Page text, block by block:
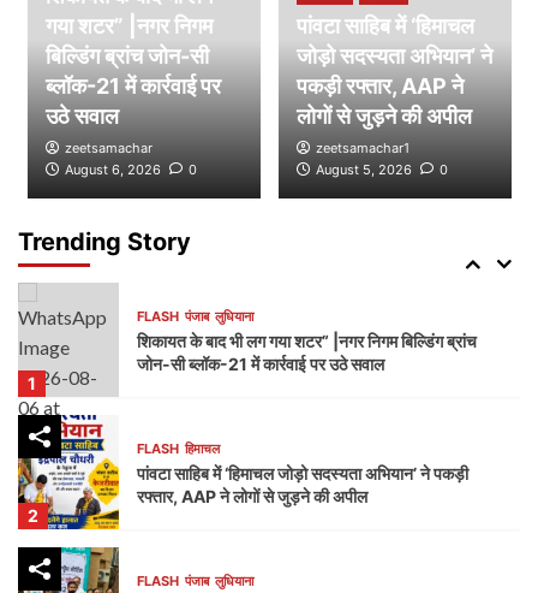
गया शटर” |नगर निगम
बिल्डिंग ब्रांच जोन-सी
ब्लॉक-21 में कार्रवाई पर
उठे सवाल
zeetsamachar
August 6, 2026
0
पांवटा साहिब में ‘हिमाचल
जोड़ो सदस्यता अभियान’ ने
पकड़ी रफ्तार, AAP ने
लोगों से जुड़ने की अपील
zeetsamachar1
August 5, 2026
0
Trending Story
FLASH पंजाब
नक्शा भी आया सामने” | ब्लॉक-37 में 2000 गज की कथित
प्लॉटिंग पर गहराए सवाल
5
2027 में सरकार बनाने का दावा
1
FLASH पंजाब लुधियाना
शिकायत के बाद भी लग गया शटर” |नगर निगम बिल्डिंग ब्रांच
जोन-सी ब्लॉक-21 में कार्रवाई पर उठे सवाल
2
FLASH हिमाचल
पांवटा साहिब में ‘हिमाचल जोड़ो सदस्यता अभियान’ ने पकड़ी
रफ्तार, AAP ने लोगों से जुड़ने की अपील
FLASH पंजाब लुधियाना